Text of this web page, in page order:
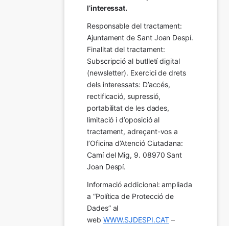
l’interessat.
Responsable del tractament:
Ajuntament de Sant Joan Despí.
Finalitat del tractament:
Subscripció al butlletí digital
(newsletter). Exercici de drets
dels interessats: D’accés,
rectificació, supressió,
portabilitat de les dades,
limitació i d’oposició al
tractament, adreçant-vos a
l’Oficina d’Atenció Ciutadana:
Camí del Mig, 9. 08970 Sant
Joan Despí.
Informació addicional: ampliada
a “Política de Protecció de
Dades” al
web WWW.SJDESPI.CAT –